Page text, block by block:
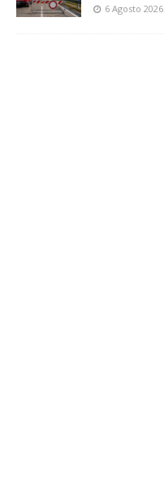
6 Agosto 2026